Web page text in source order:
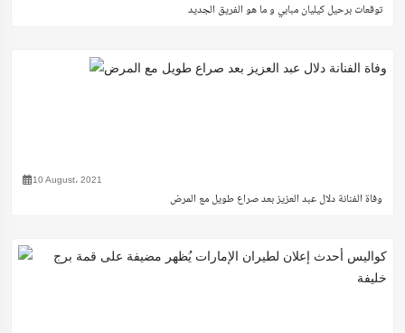
توقعات برحيل كيليان مبابي و ما هو الفريق الجديد
10 August، 2021
وفاة الفنانة دلال عبد العزيز بعد صراع طويل مع المرض